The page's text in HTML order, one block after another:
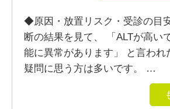
◆原因・放置リスク・受診の目
断の結果を見て、 「ALTが高い
能に異常があります」 と言われ
疑問に思う方は多いです。 …